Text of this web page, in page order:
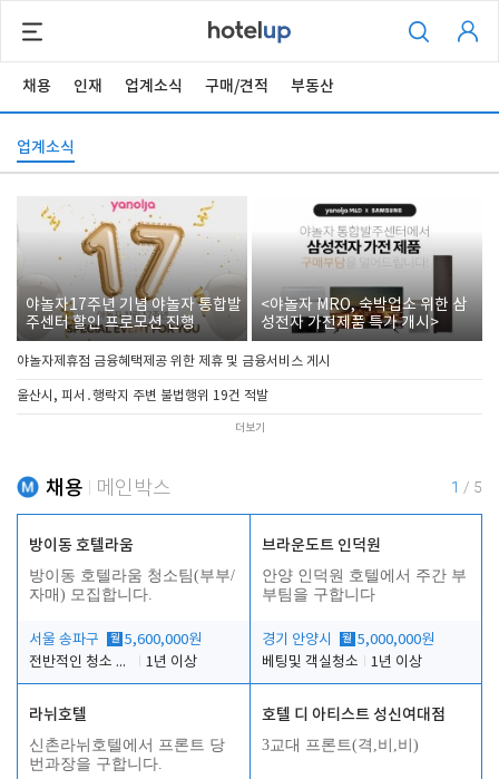
채용 인재 업계소식 구매/견적 부동산
업계소식
야놀자17주년 기념 야놀자 통합발
주센터 할인 프로모션 진행
<야놀자 MRO, 숙박업소 위한 삼
성전자 가전제품 특가 개시>
야놀자제휴점 금융혜택제공 위한 제휴 및 금융서비스 게시
울산시, 피서․행락지 주변 불법행위 19건 적발
더보기
채용 메인박스 1 / 5
방이동 호텔라움
방이동 호텔라움 청소팀(부부/
자매) 모집합니다.
서울 송파구 월 5,600,000원
전반적인 청소 업무(객실청소.객실정리)
1년 이상
브라운도트 인덕원
안양 인덕원 호텔에서 주간 부
부팀을 구합니다
경기 안양시 월 5,000,000원
베팅및 객실청소
1년 이상
라뉘호텔
신촌라뉘호텔에서 프론트 당
번과장을 구합니다.
호텔 디 아티스트 성신여대점
3교대 프론트(격,비,비)